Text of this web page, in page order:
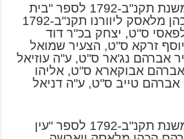
בהסכמת רבני תוניס משנת תקנ"ב-1792 לספר "בית
יעקב" לרבי אברהם הכהן מלאסק ליוורנו תקנ"ב-1792
ס"ט, יצחק בכ"ר דוד
זרקא ס"ט, הצעיר שמואל
אברהם נג'אר ס"ט, ע"ה עוזיאל
אבוקארא ס"ט, אליהו
אברהם טייב ס"ט, ע"ה דניאל
בהסכמת רבני תוניס משנת תקנ"ב-1792 לספר "עין